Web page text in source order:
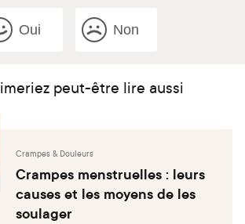
Oui Non
peut-être lire aussi
Crampes & Douleurs
Crampes menstruelles : leurs
causes et les moyens de les
soulager